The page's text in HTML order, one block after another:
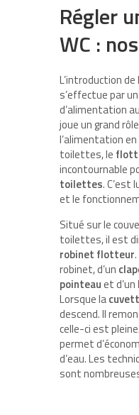
Régler
WC :
L’introduction
s’effectue par
d’alimentation
joue un grand
l’alimentation
toilettes, le
incontournable
toilettes. C’est
et le
Situé sur le
toilettes, il est
robinet flotteur
robinet, d’un
pointeauet d’un
Lorsque la
descend. Il
celle-ci est
permet
d’eau. Les
sont